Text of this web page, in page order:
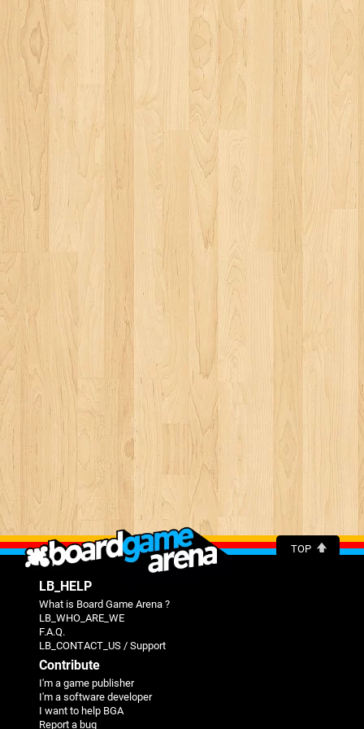
TOP
LB_HELP
What is Board Game Arena ?
LB_WHO_ARE_WE
F.A.Q.
LB_CONTACT_US / Support
Contribute
I'm a game publisher
I'm a software developer
I want to help BGA
Report a bug